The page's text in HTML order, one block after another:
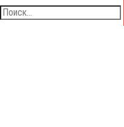
меню
Найти: